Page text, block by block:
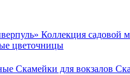
Коллекция садовой
цветочницы
Скамейки для вокзалов